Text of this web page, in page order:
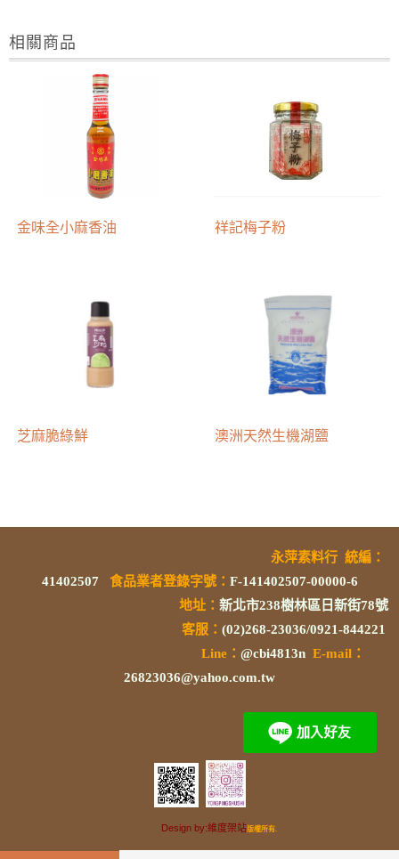
相關商品
金味全小麻香油 祥記梅子粉
芝麻脆綠鮮 澳洲天然生機湖鹽
永萍素料行 統編 ：
41402507
食品業者登錄字號： F-141402507-00000-6
地址： 新北市238樹林區日新街78號
客服： (02)268-23036/0921-844221
Line： @cbi4813n E-mail：
26823036@yahoo.com.tw
Design by:維度架站版權所有.